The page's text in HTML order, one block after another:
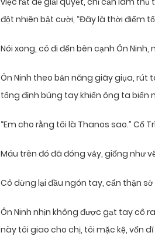
đột nhiên bật cười, “Đây là thời điểm
Nói xong, cô đi đến bên cạnh Ôn
Ôn Ninh theo bản năng giãy giụa, rút
tổng định búng tay khiến ông ta biến
“Em cho rằng tôi là Thanos sao.” Cố
Máu trên đó đã đóng vảy, giống như
Cô dừng lại đầu ngón tay, cẩn thận sờ
Ôn Ninh nhịn không được gạt tay cô
này tôi giao cho chị, tôi mặc kệ, vốn